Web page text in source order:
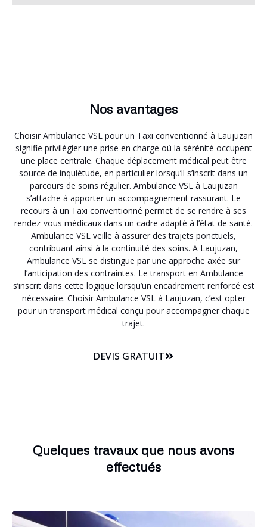
Nos avantages
Choisir Ambulance VSL pour un Taxi conventionné à Laujuzan
signifie privilégier une prise en charge où la sérénité occupent
une place centrale. Chaque déplacement médical peut être
source de inquiétude, en particulier lorsqu’il s’inscrit dans un
parcours de soins régulier. Ambulance VSL à Laujuzan
s’attache à apporter un accompagnement rassurant. Le
recours à un Taxi conventionné permet de se rendre à ses
rendez-vous médicaux dans un cadre adapté à l’état de santé.
Ambulance VSL veille à assurer des trajets ponctuels,
contribuant ainsi à la continuité des soins. A Laujuzan,
Ambulance VSL se distingue par une approche axée sur
l’anticipation des contraintes. Le transport en Ambulance
s’inscrit dans cette logique lorsqu’un encadrement renforcé est
nécessaire. Choisir Ambulance VSL à Laujuzan, c’est opter
pour un transport médical conçu pour accompagner chaque
trajet.
DEVIS GRATUIT
Quelques travaux que nous avons
effectués